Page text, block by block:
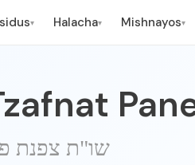
▾ Halacha▾ Mishnayos▾
שו"ת צפנת